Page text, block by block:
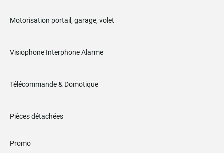
Motorisation portail, garage, volet
Visiophone Interphone Alarme
Télécommande & Domotique
Pièces détachées
Promo